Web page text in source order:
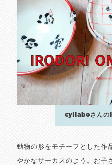
cyilaboさんの
動物の形をモチーフとした作
やかなサーカスのよう。お子